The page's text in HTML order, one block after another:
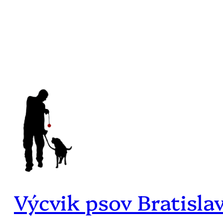
Výcvik psov